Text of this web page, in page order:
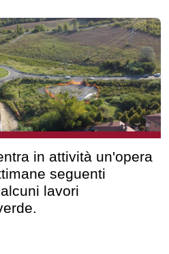
in attività un'opera
seguenti
lavori